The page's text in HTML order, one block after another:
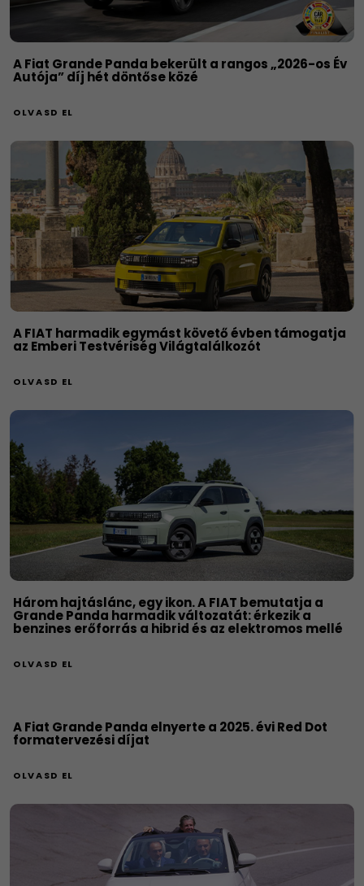
A Fiat Grande Panda bekerült a rangos „2026-os Év
Autója” díj hét döntőse közé
OLVASD EL
A FIAT harmadik egymást követő évben támogatja
az Emberi Testvériség Világtalálkozót
OLVASD EL
Három hajtáslánc, egy ikon. A FIAT bemutatja a
Grande Panda harmadik változatát: érkezik a
benzines erőforrás a hibrid és az elektromos mellé
OLVASD EL
A Fiat Grande Panda elnyerte a 2025. évi Red Dot
formatervezési díjat
OLVASD EL